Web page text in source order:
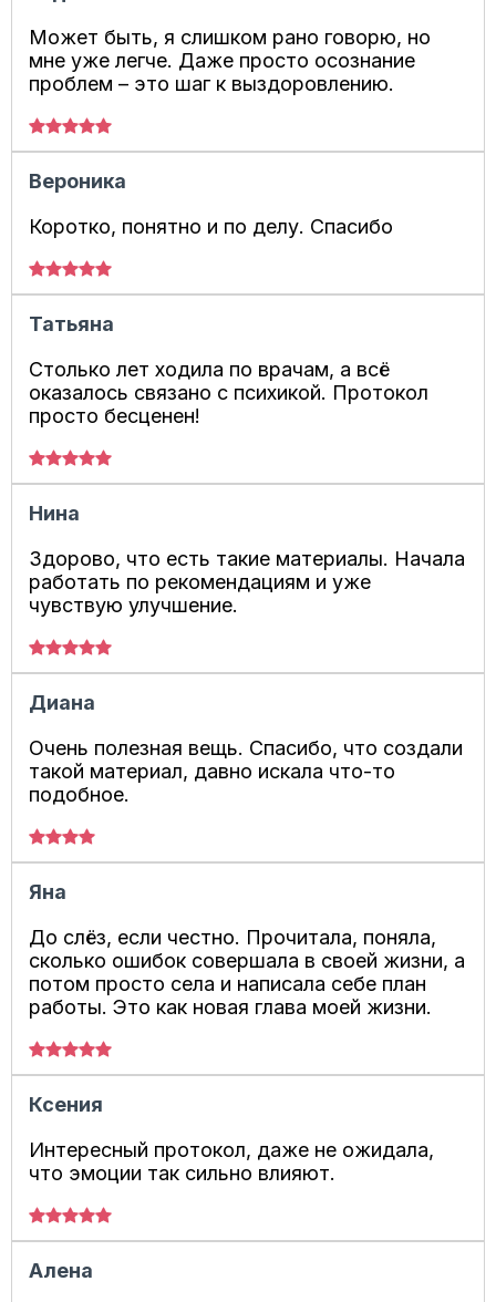
Может быть, я слишком рано говорю, но
мне уже легче. Даже просто осознание
проблем – это шаг к выздоровлению.
Вероника
Коротко, понятно и по делу. Спасибо
Татьяна
Столько лет ходила по врачам, а всё
оказалось связано с психикой. Протокол
просто бесценен!
Нина
Здорово, что есть такие материалы. Начала
работать по рекомендациям и уже
чувствую улучшение.
Диана
Очень полезная вещь. Спасибо, что создали
такой материал, давно искала что-то
подобное.
Яна
До слёз, если честно. Прочитала, поняла,
сколько ошибок совершала в своей жизни, а
потом просто села и написала себе план
работы. Это как новая глава моей жизни.
Ксения
Интересный протокол, даже не ожидала,
что эмоции так сильно влияют.
Алена